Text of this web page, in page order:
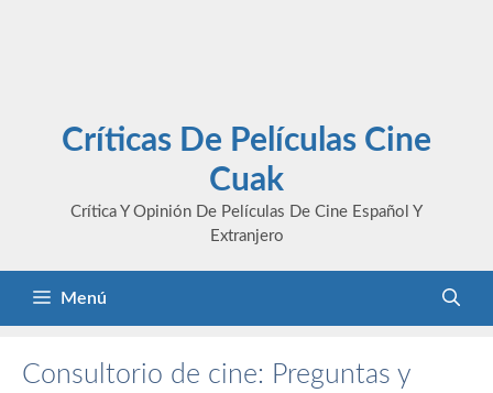
Críticas De Películas Cine
Cuak
Crítica Y Opinión De Películas De Cine Español Y
Extranjero
Menú
Consultorio de cine: Preguntas y